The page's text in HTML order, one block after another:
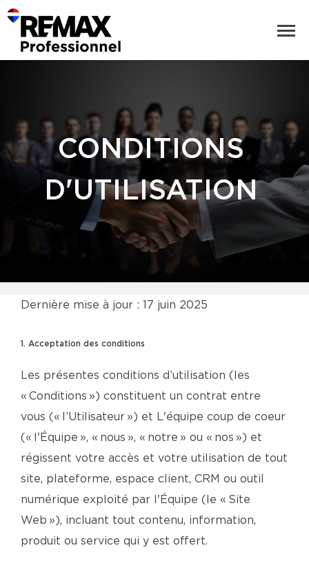
CONDITIONS
D'UTILISATION
Dernière mise à jour : 17 juin 2025
1. Acceptation des conditions
Les présentes conditions d’utilisation (les
« Conditions ») constituent un contrat entre
vous (« l’Utilisateur ») et L'équipe coup de coeur
(« l'Équipe », « nous », « notre » ou « nos ») et
régissent votre accès et votre utilisation de tout
site, plateforme, espace client, CRM ou outil
numérique exploité par l'Équipe (le « Site
Web »), incluant tout contenu, information,
produit ou service qui y est offert.